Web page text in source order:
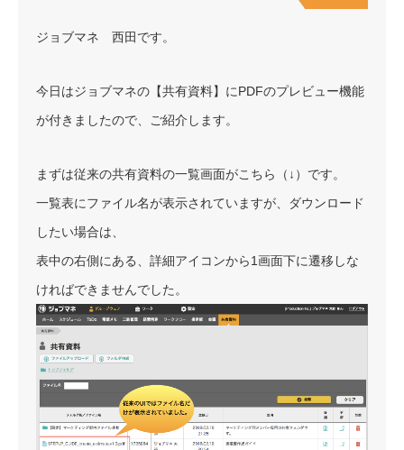
ジョブマネ 西田です。
今日はジョブマネの【共有資料】にPDFのプレビュー機能
が付きましたので、ご紹介します。
まずは従来の共有資料の一覧画面がこちら（↓）です。
一覧表にファイル名が表示されていますが、ダウンロード
したい場合は、
表中の右側にある、詳細アイコンから1画面下に遷移しな
ければできませんでした。